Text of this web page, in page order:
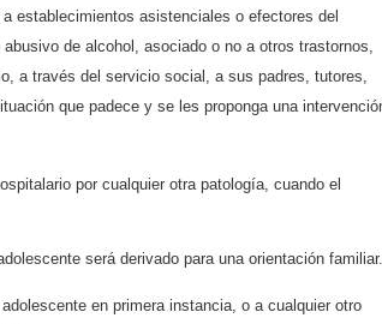
establecimientos asistenciales o efectores del
de alcohol, asociado o no a otros trastornos,
a través del servicio social, a sus padres, tutores,
que padece y se les proponga una
por cualquier otra patología, cuando el
será derivado para una orientación familiar.
en primera instancia, o a cualquier otro